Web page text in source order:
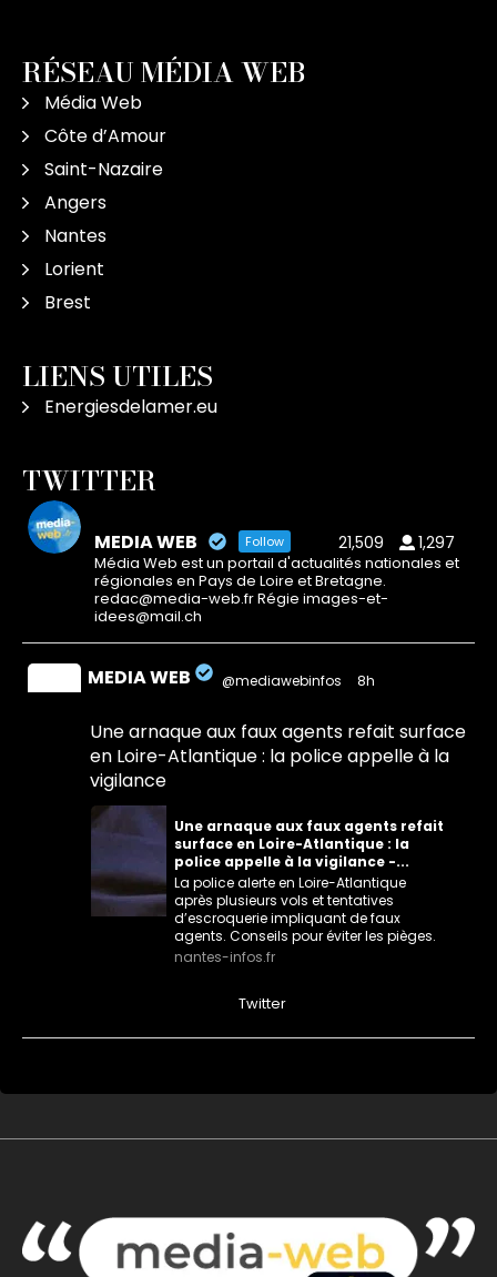
RÉSEAU MÉDIA WEB
Média Web
Côte d’Amour
Saint-Nazaire
Angers
Nantes
Lorient
Brest
LIENS UTILES
Energiesdelamer.eu
TWITTER
MEDIA WEB Follow 21,509 1,297
Média Web est un portail d'actualités nationales et
régionales en Pays de Loire et Bretagne.
redac@media-web.fr Régie images-et-
idees@mail.ch
MEDIA WEB @mediawebinfos 8h
Une arnaque aux faux agents refait surface
en Loire-Atlantique : la police appelle à la
vigilance
Une arnaque aux faux agents refait
surface en Loire-Atlantique : la
police appelle à la vigilance -...
La police alerte en Loire-Atlantique
après plusieurs vols et tentatives
d’escroquerie impliquant de faux
agents. Conseils pour éviter les pièges.
nantes-infos.fr
Twitter
semis contre le projet de CRA de
Nantes - Nantes Infos
À Notre-Dame-des-Landes, habitants,
paysans et collectifs se mobilisent